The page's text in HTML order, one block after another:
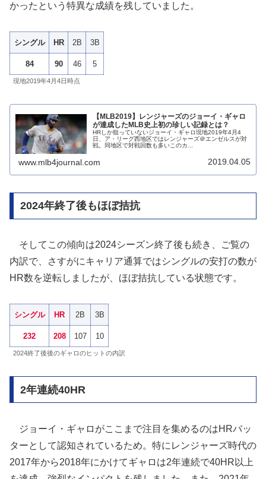
かったという特異な成績を残していました。
シングル HR 2B 3B
84 90 46 5
現地2019年4月4日時点
【MLB2019】レンジャーズのジョーイ・ギャロ
が達成したMLB史上初の珍しい記録とは？
HRしか狙っていないジョーイ・ギャロ現地2019年4月4
日、ア・リーグ西地区ではレンジャーズ＠エンゼルスが対
戦。同地区で対戦回数も多いこのカ...
www.mlb4journal.com 2019.04.05
2024年終了後もほぼ拮抗
そしてこの傾向は2024シーズン終了後も続き、ご覧の
内訳で、さすがにキャリア通算ではシングルの安打の数が
HR数を逆転しましたが、ほぼ拮抗している状態です。
シングル HR 2B 3B
232 208 107 10
2024終了後後のギャロのヒットの内訳
2年連続40HR
ジョーイ・ギャロがここまで注目を集めるのはHRバッ
ターとして認知されているため。特にレンジャーズ時代の
2017年から2018年にかけてギャロは2年連続で40HR以上